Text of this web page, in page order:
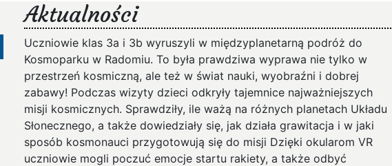
Aktualności
Uczniowie klas 3a i 3b wyruszyli w międzyplanetarną podróż do
Kosmoparku w Radomiu. To była prawdziwa wyprawa nie tylko w
przestrzeń kosmiczną, ale też w świat nauki, wyobraźni i dobrej
zabawy! Podczas wizyty dzieci odkryły tajemnice najważniejszych
misji kosmicznych. Sprawdziły, ile ważą na różnych planetach Układu
Słonecznego, a także dowiedziały się, jak działa grawitacja i w jaki
sposób kosmonauci przygotowują się do misji Dzięki okularom VR
uczniowie mogli poczuć emocje startu rakiety, a także odbyć